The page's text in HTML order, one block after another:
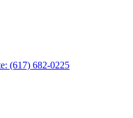
(617) 682-0225